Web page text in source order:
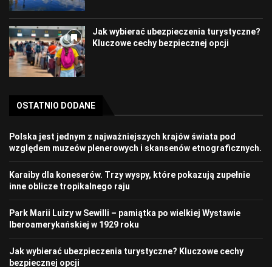
Jak wybierać ubezpieczenia turystyczne?
Kluczowe cechy bezpiecznej opcji
OSTATNIO DODANE
Polska jest jednym z najważniejszych krajów świata pod
względem muzeów plenerowych i skansenów etnograficznych.
Karaiby dla koneserów. Trzy wyspy, które pokazują zupełnie
inne oblicze tropikalnego raju
Park Marii Luizy w Sewilli – pamiątka po wielkiej Wystawie
Iberoamerykańskiej w 1929 roku
Jak wybierać ubezpieczenia turystyczne? Kluczowe cechy
bezpiecznej opcji